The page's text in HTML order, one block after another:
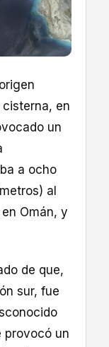
en
un
a ocho
al
Omán, y
de que,
sur, fue
provocó un